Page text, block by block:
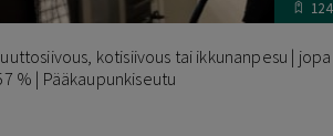
124
kotisiivous tai ikkunanpesu | jopa
% | Pääkaupunkiseutu